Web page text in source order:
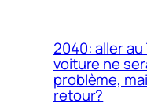
2040: aller
voiture ne
problème,
retour?